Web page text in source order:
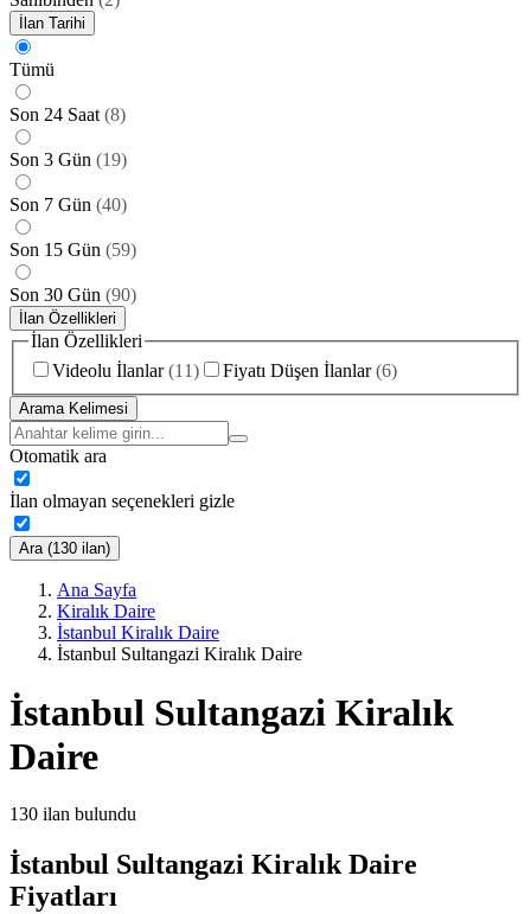
İlan Tarihi
Tümü
Son 24 Saat (8)
Son 3 Gün (19)
Son 7 Gün (40)
Son 15 Gün (59)
Son 30 Gün (90)
İlan Özellikleri
İlan Özellikleri
Videolu İlanlar (11) Fiyatı Düşen İlanlar (6)
Arama Kelimesi
Otomatik ara
İlan olmayan seçenekleri gizle
Ara (130 ilan)
Ana Sayfa
Kiralık Daire
İstanbul Kiralık Daire
İstanbul Sultangazi Kiralık Daire
İstanbul Sultangazi Kiralık
Daire
130 ilan bulundu
İstanbul Sultangazi Kiralık Daire
Fiyatları